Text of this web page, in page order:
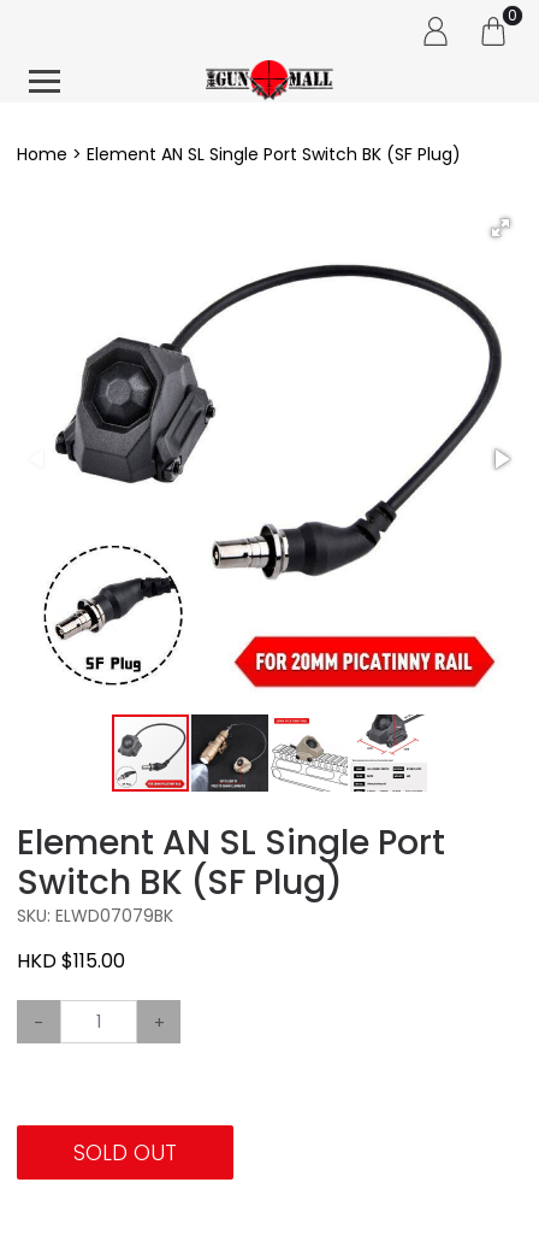
0
Home Element AN SL Single Port Switch BK (SF Plug)
Element AN SL Single Port
Switch BK (SF Plug)
SKU: ELWD07079BK
HKD $115.00
- +
SOLD OUT